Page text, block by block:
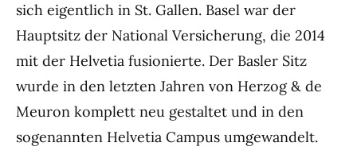
sich eigentlich in St. Gallen. Basel war der
Hauptsitz der National Versicherung, die 2014
mit der Helvetia fusionierte. Der Basler Sitz
wurde in den letzten Jahren von Herzog & de
Meuron komplett neu gestaltet und in den
sogenannten Helvetia Campus umgewandelt.